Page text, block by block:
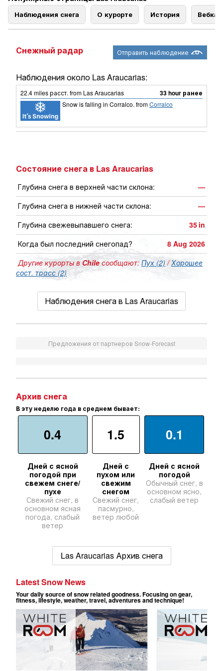
Наблюдения снега О курорте История
Снежный радар Отправить наблюдение
Наблюдения около Las Araucarias:
22.4milesрасст. from Las Araucarias 33 hour ранее
Snow is falling in Corralco. fromCorralco
Состояние снега в Las Araucarias
Глубина снега в верхней части склона:
—
Глубина снега в нижней части склона:
—
Глубина свежевыпавшего снега:
35 in
Когда был последний снегопад?
8 Aug 2026
Другие курорты вChileсообщают: Пух (2) /Хорошее
сост. трасс (2)
Наблюдения снега в Las Araucarias
Предложения от партнеров Snow-Forecast
Архив снега
В эту неделю года в среднем бывает:
0.4
Дней с ясной
погодой при
свежем снеге/
пухе
Свежий снег, в
основном ясная
погода, слабый
ветер
1.5
Дней с
пухом или
свежим
снегом
Свежий снег,
пасмурно,
ветер любой
0.1
Дней с ясной
погодой
Обычный снег, в
основном ясно,
слабый ветер
Las Araucarias Архив снега